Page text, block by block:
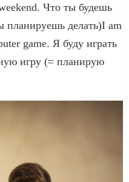
Что ты будешь
планируешь делать)I am
game. Я буду играть
игру (= планирую